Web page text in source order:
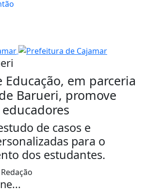
Educação, em parceria
Barueri, promove
de casos e
para o
dos estudantes.